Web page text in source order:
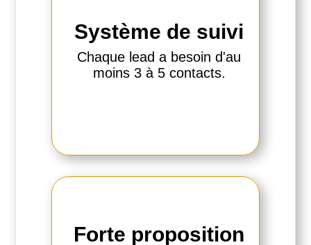
Système de suivi
Chaque lead a besoin d'au
moins 3 à 5 contacts.
Forte proposition